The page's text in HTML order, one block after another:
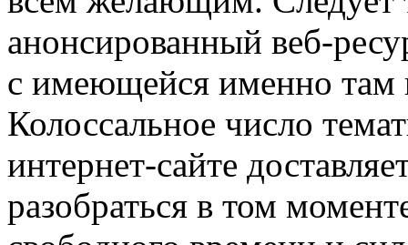
анонсированный веб-
с имеющейся именно
Колоссальное число
интернет-сайте
разобраться в том